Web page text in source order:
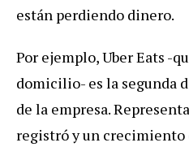
están perdiendo dinero.
Por ejemplo, Uber Eats -
domicilio- es la segunda
de la empresa.
registró y un crecimiento